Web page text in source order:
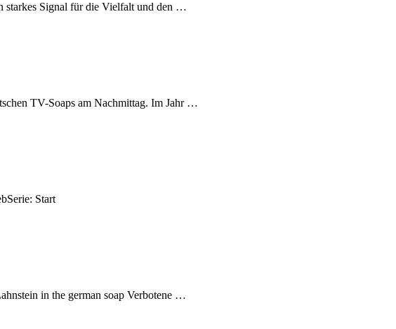
starkes Signal für die Vielfalt und den …
TV-Soaps am Nachmittag. Im Jahr …
Start
in the german soap Verbotene …